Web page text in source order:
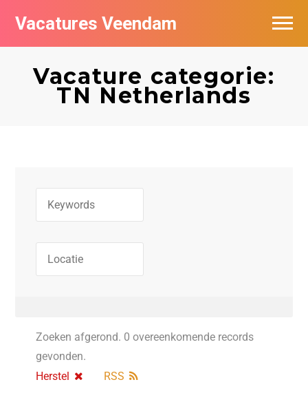
Vacatures Veendam
Vacature categorie:
TN Netherlands
Zoeken afgerond. 0 overeenkomende records
gevonden.
Herstel
RSS
Vacatures per bedrijf